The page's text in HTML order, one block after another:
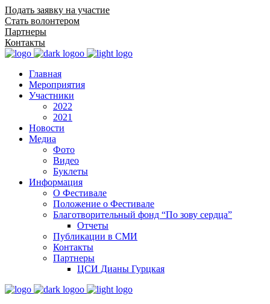
Подать заявку на участие
Стать волонтером
Партнеры
Контакты
Главная
Мероприятия
Участники
2022
2021
Новости
Медиа
Фото
Видео
Буклеты
Информация
О Фестивале
Положение о Фестивале
Благотворительный фонд “По зову сердца”
Отчеты
Публикации в СМИ
Контакты
Партнеры
ЦСИ Дианы Гурцкая